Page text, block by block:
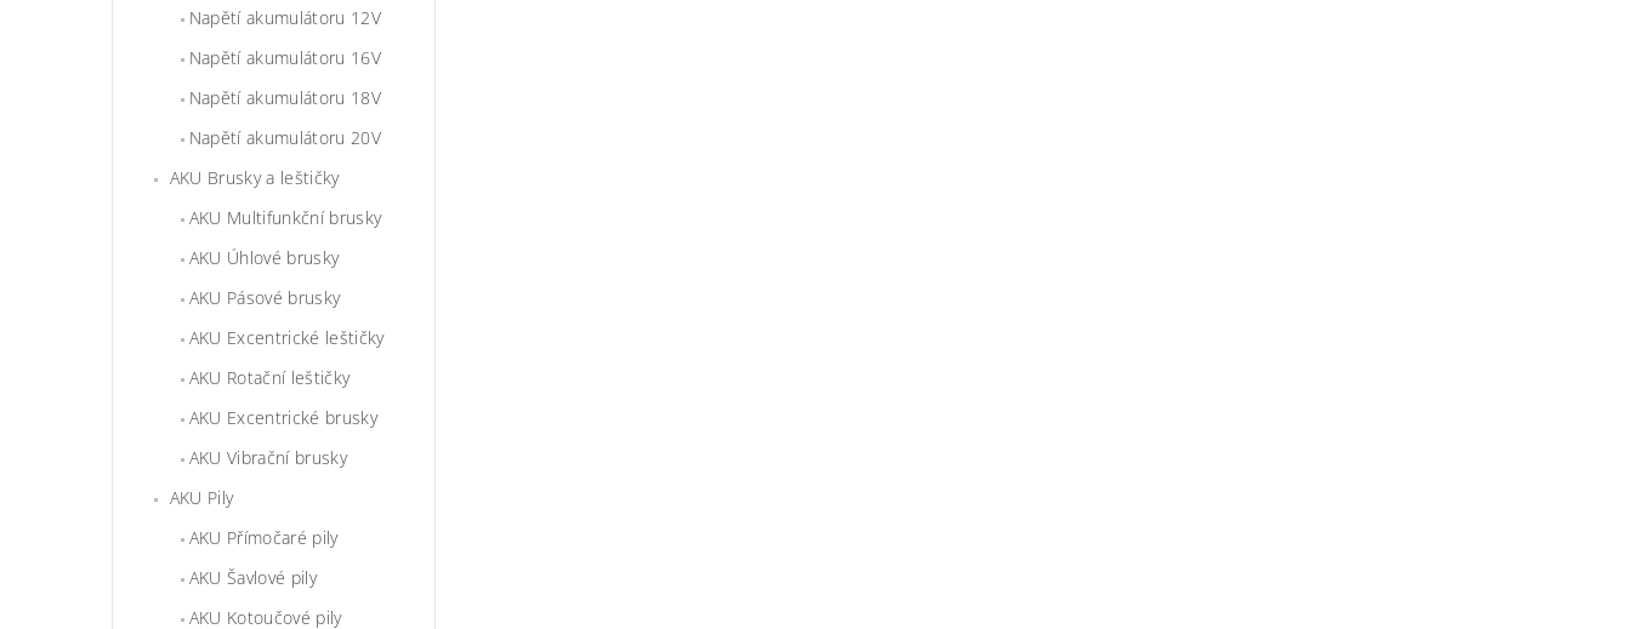
Napětí akumulátoru 12V
Napětí akumulátoru 16V
Napětí akumulátoru 18V
Napětí akumulátoru 20V
AKU Brusky a leštičky
AKU Multifunkční brusky
AKU Úhlové brusky
AKU Pásové brusky
AKU Excentrické leštičky
AKU Rotační leštičky
AKU Excentrické brusky
AKU Vibrační brusky
AKU Pily
AKU Přímočaré pily
AKU Šavlové pily
AKU Kotoučové pily